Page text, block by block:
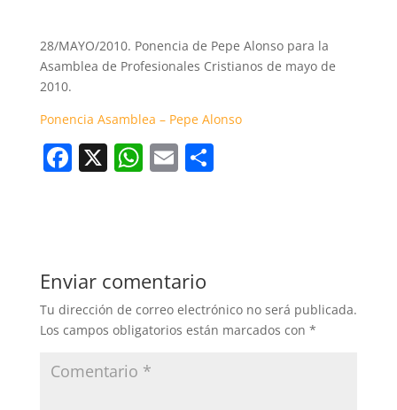
28/MAYO/2010. Ponencia de Pepe Alonso para la
Asamblea de Profesionales Cristianos de mayo de
2010.
Ponencia Asamblea – Pepe Alonso
F
b
o
o
X W
A
p
p
E C
tir
Enviar comentario
Tu dirección de correo electrónico no será publicada.
Los campos obligatorios están marcados con *